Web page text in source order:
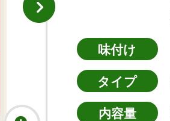
味付け
タイプ
内容量